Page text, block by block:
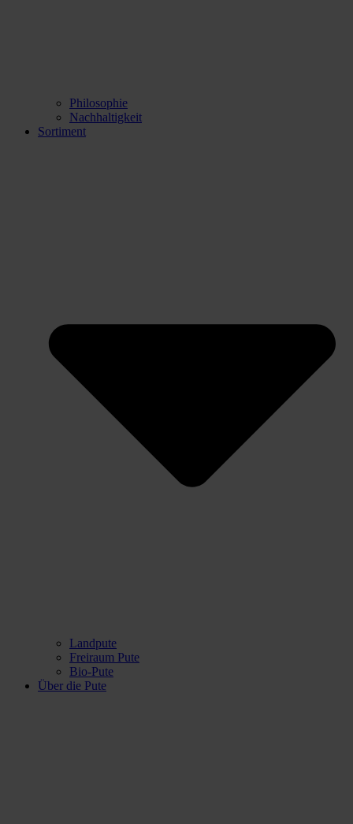
Philosophie
Nachhaltigkeit
Sortiment
Landpute
Freiraum Pute
Bio-Pute
Über die Pute